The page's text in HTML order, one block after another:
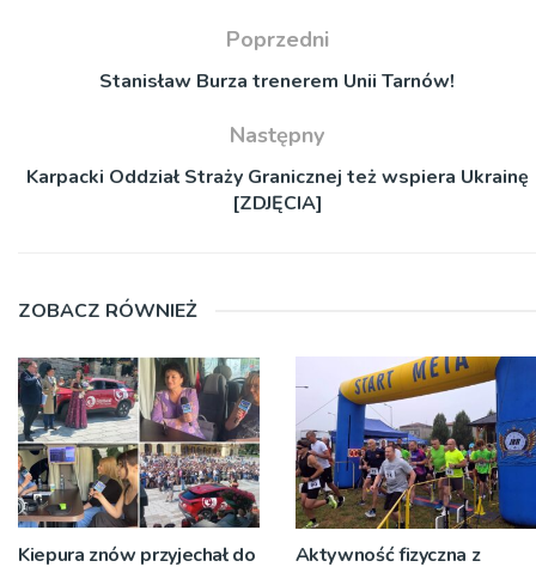
Poprzedni
Stanisław Burza trenerem Unii Tarnów!
Następny
Karpacki Oddział Straży Granicznej też wspiera Ukrainę
[ZDJĘCIA]
ZOBACZ RÓWNIEŻ
Kiepura znów przyjechał do
Aktywność fizyczna z